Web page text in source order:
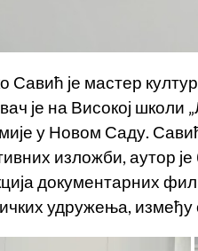
је мастер
је на Високој
у Новом Саду.
изложби, аутор
документарних
удружења,